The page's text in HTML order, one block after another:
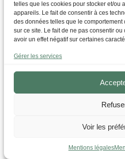
telles que les cookies pour stocker et/ou
appareils. Le fait de consentir à ces
des données telles que le
sur ce site. Le fait de ne pas consentir
avoir un effet négatif sur certaines
Gérer les services
Voir les
Mentions légales
Par Thématique
Allergies I
Articulations | os |
Circulation | Jambes
Confort urinaire
Détente | Relaxation
Drainage | Perte de
Femmes | Cycles
Foie | Métabolisme |
Immunité | Vitalité
Peau | Ongles |
Tisanes bien-être